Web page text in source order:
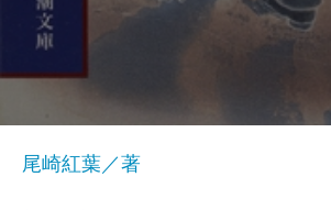
尾崎紅葉／著